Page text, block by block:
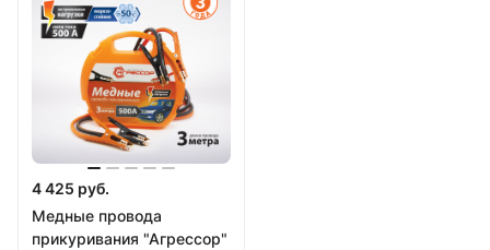
4 425 руб.
Медные провода
прикуривания "Агрессор"